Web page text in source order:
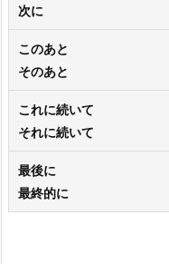
次に
このあと
そのあと
これに続いて
それに続いて
最後に
最終的に